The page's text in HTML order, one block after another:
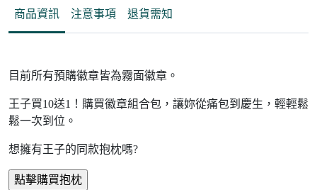
商品資訊 注意事項 退貨需知
目前所有預購徽章皆為霧面徽章。
王子買10送1！購買徽章組合包，讓妳從痛包到慶生，輕輕鬆
鬆一次到位。
想擁有王子的同款抱枕嗎?